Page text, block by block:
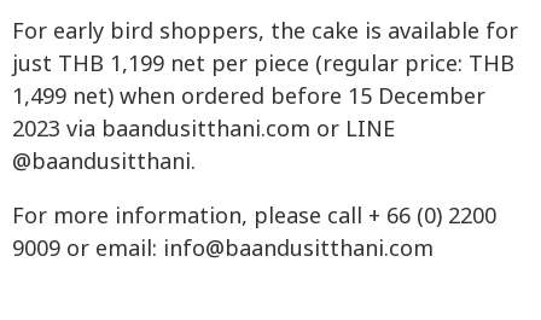
For early bird shoppers, the cake is available for
just THB 1,199 net per piece (regular price: THB
1,499 net) when ordered before 15 December
2023 via baandusitthani.com or LINE
@baandusitthani.
For more information, please call + 66 (0) 2200
9009 or email: info@baandusitthani.com